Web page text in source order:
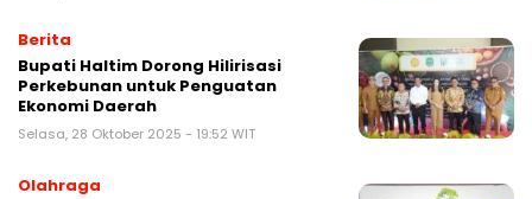
Berita
Bupati Haltim Dorong Hilirisasi
Perkebunan untuk Penguatan
Ekonomi Daerah
Selasa, 28 Oktober 2025 - 19:52 WIT
Olahraga